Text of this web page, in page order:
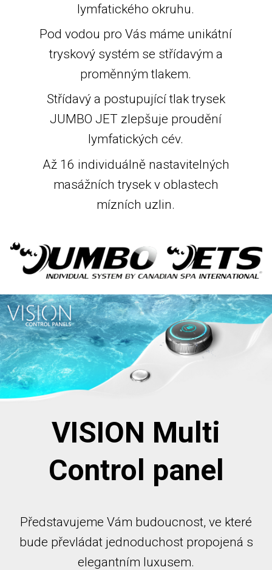
lymfatického okruhu.
Pod vodou pro Vás máme unikátní
tryskový systém se střídavým a
proměnným tlakem.
Střídavý a postupující tlak trysek
JUMBO JET zlepšuje proudění
lymfatických cév.
Až 16 individuálně nastavitelných
masážních trysek v oblastech
mízních uzlin.
VISION Multi
Control panel
Představujeme Vám budoucnost, ve které
bude převládat jednoduchost propojená s
elegantním luxusem.